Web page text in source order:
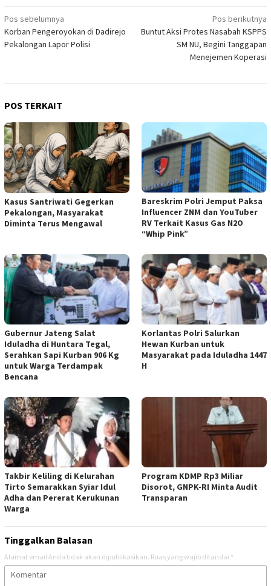
Navigasi
pos
Pos sebelumnya
Korban Pengeroyokan di Dadirejo
Pekalongan Lapor Polisi
Pos berikutnya
Buntut Aksi Protes Nasabah KSPPS
SM NU, Begini Tanggapan
Menejemen Koperasi
POS TERKAIT
Kasus Santriwati Gegerkan
Pekalongan, Masyarakat
Diminta Terus Mengawal
Bareskrim Polri Jemput Paksa
Influencer ZNM dan YouTuber
RV Terkait Kasus Gas N2O
“Whip Pink”
Gubernur Jateng Salat
Iduladha di Huntara Tegal,
Serahkan Sapi Kurban 906 Kg
untuk Warga Terdampak
Bencana
Korlantas Polri Salurkan
Hewan Kurban untuk
Masyarakat pada Iduladha 1447
H
Takbir Keliling di Kelurahan
Tirto Semarakkan Syiar Idul
Adha dan Pererat Kerukunan
Warga
Program KDMP Rp3 Miliar
Disorot, GNPK-RI Minta Audit
Transparan
Tinggalkan Balasan
Alamat email Anda tidak akan dipublikasikan. Ruas yang wajib ditandai *